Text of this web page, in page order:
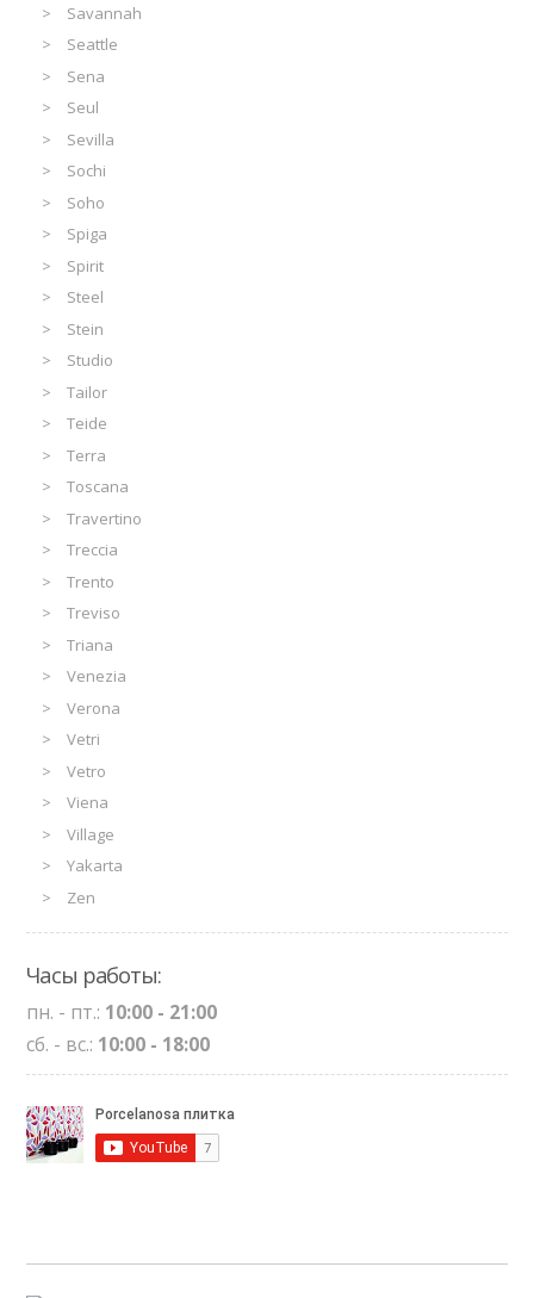
Savannah
Seattle
Sena
Seul
Sevilla
Sochi
Soho
Spiga
Spirit
Steel
Stein
Studio
Tailor
Teide
Terra
Toscana
Travertino
Treccia
Trento
Treviso
Triana
Venezia
Verona
Vetri
Vetro
Viena
Village
Yakarta
Zen
Часы работы:
пн. - пт.: 10:00 - 21:00
сб. - вс.: 10:00 - 18:00